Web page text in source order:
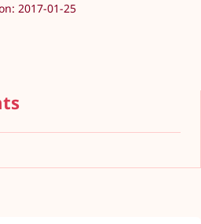
2017-01-25